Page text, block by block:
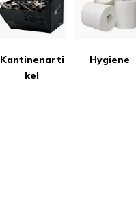
Kantinenarti
kel
Hygiene